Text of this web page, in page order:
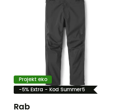
Projekt eko
-5% Extra - Kod Summer5
Rab